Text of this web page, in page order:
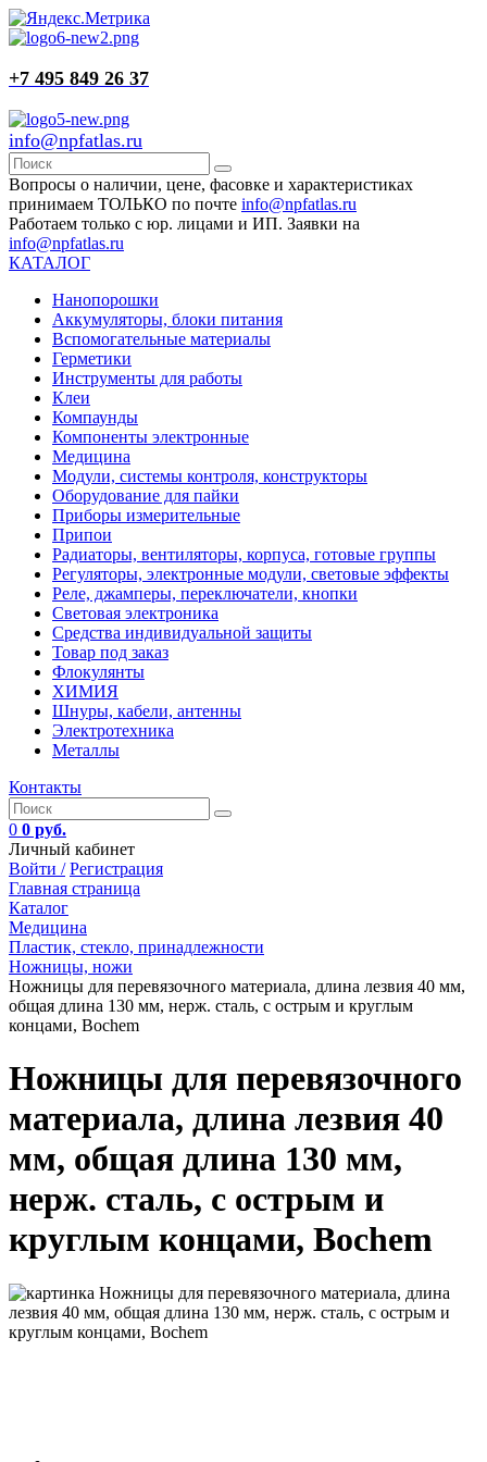
+7 495 849 26 37
info@npfatlas.ru
Вопросы о наличии, цене, фасовке и характеристиках
принимаем ТОЛЬКО по почте info@npfatlas.ru
Работаем только с юр. лицами и ИП. Заявки на
info@npfatlas.ru
КАТАЛОГ
Нанопорошки
Аккумуляторы, блоки питания
Вспомогательные материалы
Герметики
Инструменты для работы
Клеи
Компаунды
Компоненты электронные
Медицина
Модули, системы контроля, конструкторы
Оборудование для пайки
Приборы измерительные
Припои
Радиаторы, вентиляторы, корпуса, готовые группы
Регуляторы, электронные модули, световые эффекты
Реле, джамперы, переключатели, кнопки
Световая электроника
Средства индивидуальной защиты
Товар под заказ
Флокулянты
ХИМИЯ
Шнуры, кабели, антенны
Электротехника
Металлы
Контакты
0 0 руб.
Личный кабинет
Войти / Регистрация
Главная страница
Каталог
Медицина
Пластик, стекло, принадлежности
Ножницы, ножи
Ножницы для перевязочного материала, длина лезвия 40 мм,
общая длина 130 мм, нерж. сталь, с острым и круглым
концами, Bochem
Ножницы для перевязочного
материала, длина лезвия 40
мм, общая длина 130 мм,
нерж. сталь, с острым и
круглым концами, Bochem